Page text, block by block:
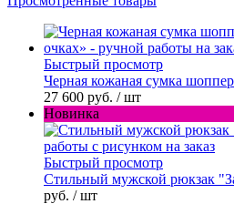
Быстрый просмотр
Черная кожаная сумка
27 600 руб. / шт
Новинка
Быстрый просмотр
Стильный мужской рюкзак
руб. / шт